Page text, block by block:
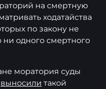
на смертную
ходатайства
по закону не
одного смертного
моратория суды
выносили такой